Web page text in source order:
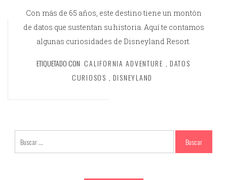
Con más de 65 años, este destino tiene un montón
de datos que sustentan su historia. Aquí te contamos
algunas curiosidades de Disneyland Resort.
ETIQUETADO CON CALIFORNIA ADVENTURE , DATOS
CURIOSOS , DISNEYLAND